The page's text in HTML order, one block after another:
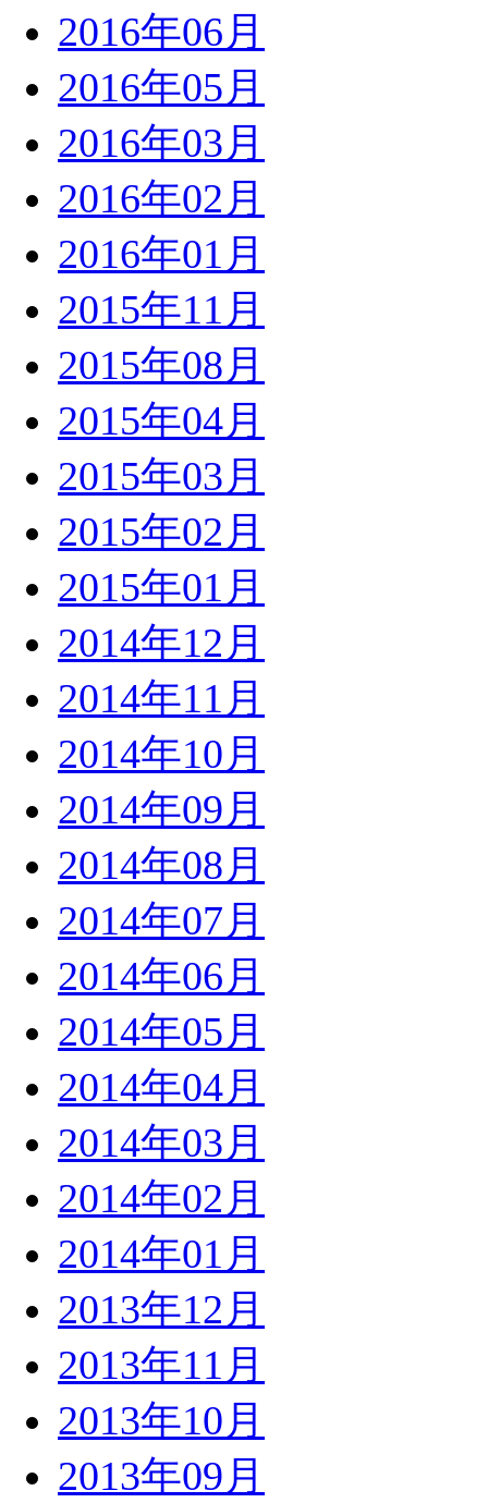
2016年06月
2016年05月
2016年03月
2016年02月
2016年01月
2015年11月
2015年08月
2015年04月
2015年03月
2015年02月
2015年01月
2014年12月
2014年11月
2014年10月
2014年09月
2014年08月
2014年07月
2014年06月
2014年05月
2014年04月
2014年03月
2014年02月
2014年01月
2013年12月
2013年11月
2013年10月
2013年09月